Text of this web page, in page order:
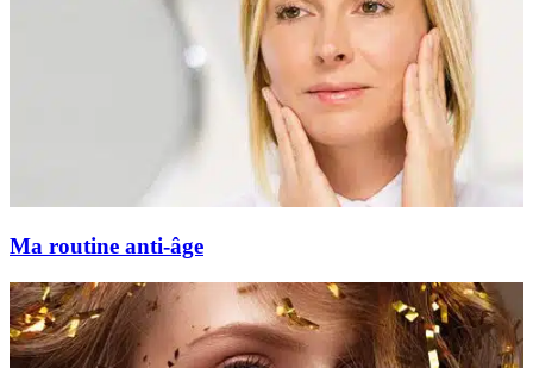
Ma routine anti-âge